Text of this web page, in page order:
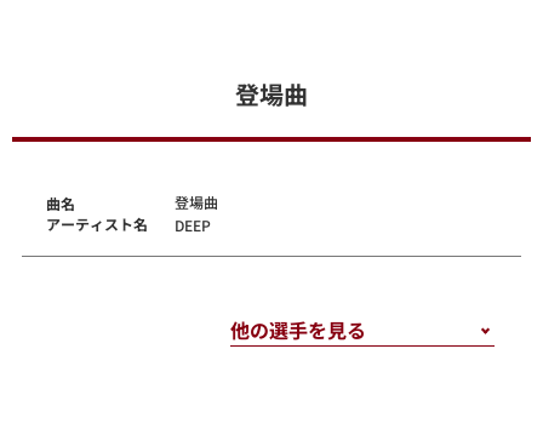
登場曲
曲名
アーティスト名
登場曲
DEEP